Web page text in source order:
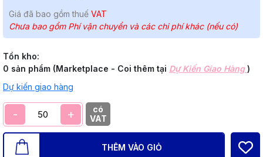
Giá đã bao gồm thuế VAT
Chưa bao gồm Phí vận chuyển và các chi phí khác (nếu có)
Tồn kho:
0 sản phẩm (Marketplace - Coi thêm tại Dự Kiến Giao Hàng)
Dự kiến giao hàng
- +
có
VAT
THÊM VÀO GIỎ